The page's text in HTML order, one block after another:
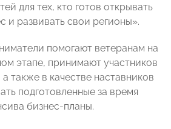
для тех, кто готов открывать
и развивать свои регионы».
помогают ветеранам на
этапе, принимают участников
также в качестве наставников
подготовленные за время
бизнес-планы.